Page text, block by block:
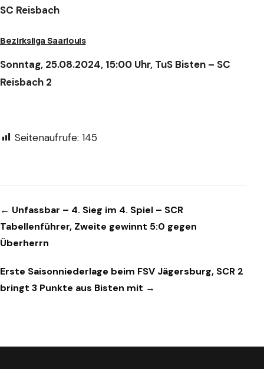
SC Reisbach
Bezirksliga Saarlouis
Sonntag, 25.08.2024, 15:00 Uhr, TuS Bisten – SC
Reisbach 2
Seitenaufrufe: 145
Beitragsnavigation
← Unfassbar – 4. Sieg im 4. Spiel – SCR
Tabellenführer, Zweite gewinnt 5:0 gegen
Überherrn
Erste Saisonniederlage beim FSV Jägersburg, SCR 2
bringt 3 Punkte aus Bisten mit →